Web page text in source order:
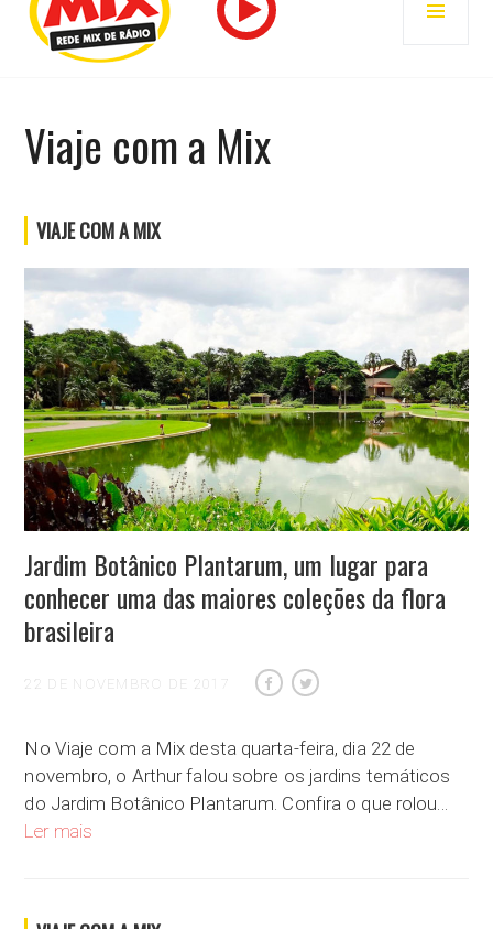
conteúdo
RADIO MIX FM – REDE MIX
Viaje com a Mix
VIAJE COM A MIX
Jardim Botânico Plantarum, um lugar para
conhecer uma das maiores coleções da flora
brasileira
22 DE NOVEMBRO DE 2017
No Viaje com a Mix desta quarta-feira, dia 22 de
novembro, o Arthur falou sobre os jardins temáticos
do Jardim Botânico Plantarum. Confira o que rolou…
Ler mais